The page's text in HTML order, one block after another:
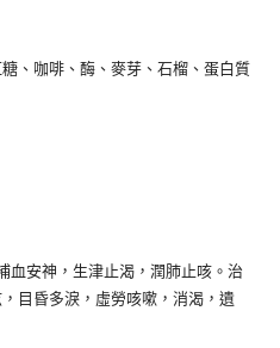
、咖啡、酶、麥芽、石榴、蛋白質
血安神，生津止渴，潤肺止咳。治
目昏多淚，虛勞咳嗽，消渴，遺